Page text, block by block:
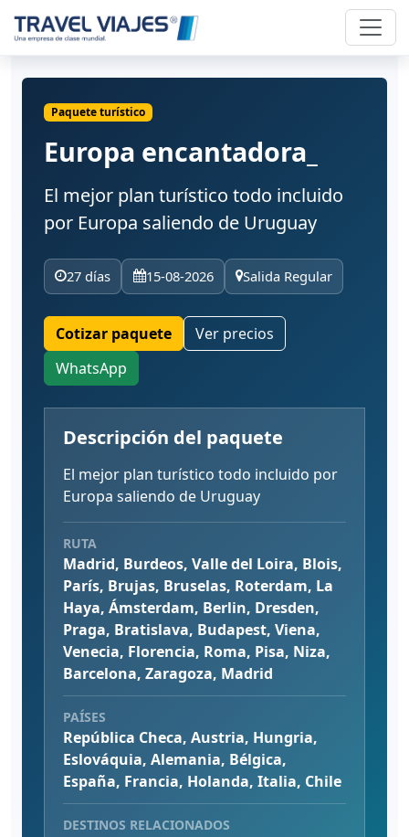
Paquete turístico
Europa encantadora_
El mejor plan turístico todo incluido
por Europa saliendo de Uruguay
27 días 15-08-2026 Salida Regular
Cotizar paquete
Ver precios
WhatsApp
Descripción del paquete
El mejor plan turístico todo incluido por
Europa saliendo de Uruguay
RUTA
Madrid, Burdeos, Valle del Loira, Blois,
París, Brujas, Bruselas, Roterdam, La
Haya, Ámsterdam, Berlin, Dresden,
Praga, Bratislava, Budapest, Viena,
Venecia, Florencia, Roma, Pisa, Niza,
Barcelona, Zaragoza, Madrid
PAÍSES
República Checa, Austria, Hungria,
Eslováquia, Alemania, Bélgica,
España, Francia, Holanda, Italia, Chile
DESTINOS RELACIONADOS